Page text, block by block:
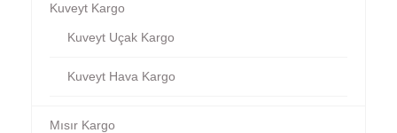
Kuveyt Kargo
Kuveyt Uçak Kargo
Kuveyt Hava Kargo
Mısır Kargo